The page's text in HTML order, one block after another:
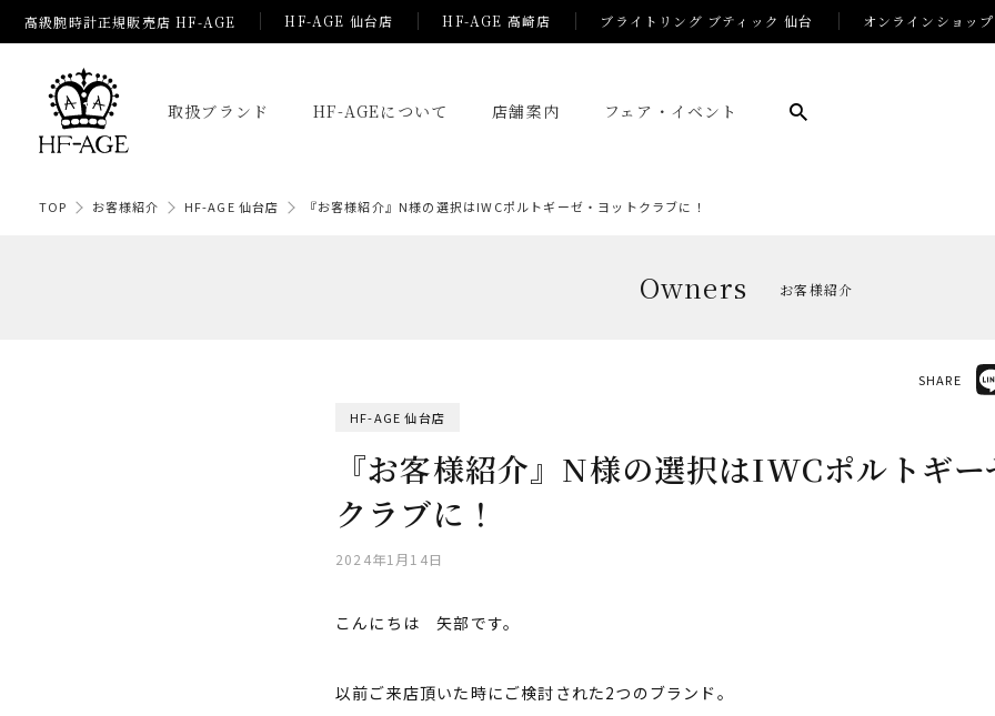
高級腕時計正規販売店 HF-AGE HF-AGE 仙台店 HF-AGE 高崎店 ブライトリング ブティック 仙台 オンラインショップ
取扱ブランド HF-AGEについて 店舗案内 フェア・イベント
TOP お客様紹介 HF-AGE 仙台店 『お客様紹介』N様の選択はIWCポルトギーゼ・ヨットクラブに！
Owners お客様紹介
HF-AGE 仙台店
『お客様紹介』N様の選択はIWCポルトギ
クラブに！
2024年1月14日
SHARE
こんにちは 矢部です。
以前ご来店頂いた時にご検討された2つのブランド。